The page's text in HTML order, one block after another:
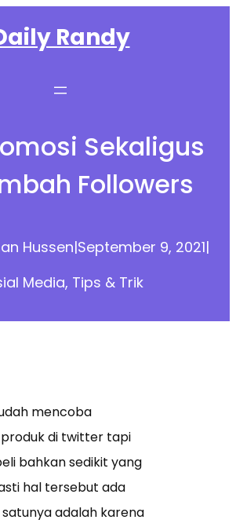
Randy
Sekaligus
Followers
Hussen|September 9, 2021|
Media, Tips & Trik
mencoba
di twitter tapi
bahkan sedikit yang
hal tersebut ada
adalah karena